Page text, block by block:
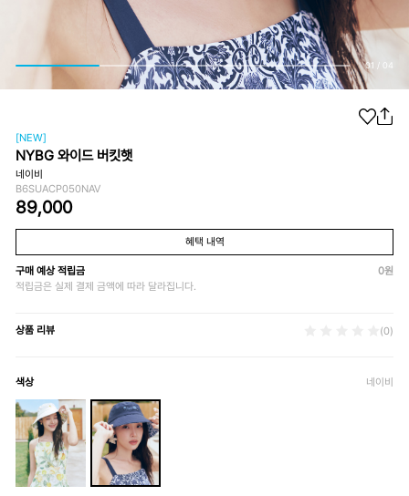
01 / 04
[NEW]
NYBG 와이드 버킷햇
네이비
B6SUACP050NAV
89,000
혜택 내역
구매 예상 적립금 0원
적립금은 실제 결제 금액에 따라 달라집니다.
상품 리뷰 (0)
색상 네이비